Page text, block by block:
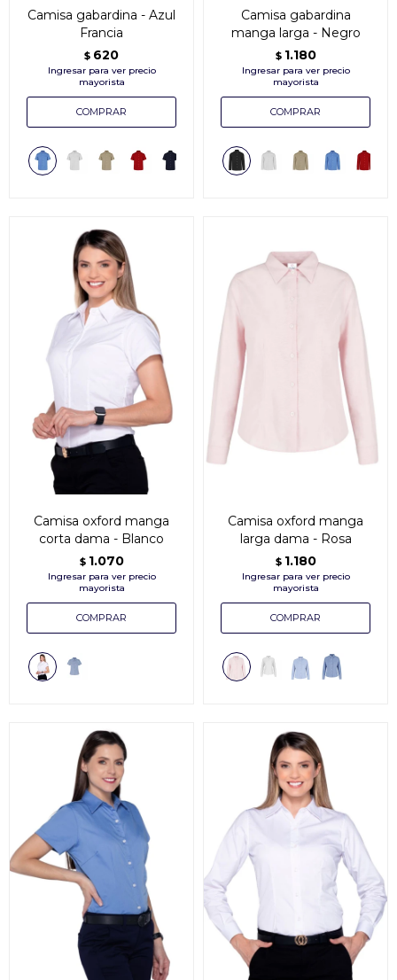
Camisa gabardina - Azul
Francia
$ 620
Camisa gabardina
manga larga - Negro
$ 1.180
Camisa oxford manga
corta dama - Blanco
$ 1.070
Camisa oxford manga
larga dama - Rosa
$ 1.180